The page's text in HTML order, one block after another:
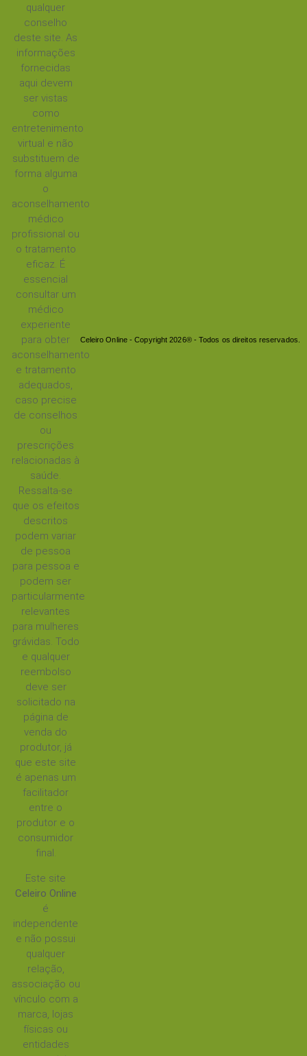
qualquer
conselho
deste site. As
informações
fornecidas
aqui devem
ser vistas
como
entretenimento
virtual e não
substituem de
forma alguma
o
aconselhamento
médico
profissional ou
o tratamento
eficaz. É
essencial
consultar um
médico
experiente
para obter
aconselhamento
e tratamento
adequados,
caso precise
de conselhos
ou
prescrições
relacionadas à
saúde.
Ressalta-se
que os efeitos
descritos
podem variar
de pessoa
para pessoa e
podem ser
particularmente
relevantes
para mulheres
grávidas. Todo
e qualquer
reembolso
deve ser
solicitado na
página de
venda do
produtor, já
que este site
é apenas um
facilitador
entre o
produtor e o
consumidor
final.
Este site
Celeiro Online
é
independente
e não possui
qualquer
relação,
associação ou
vínculo com a
marca, lojas
físicas ou
entidades
Celeiro Online - Copyright 2026® - Todos os direitos reservados.